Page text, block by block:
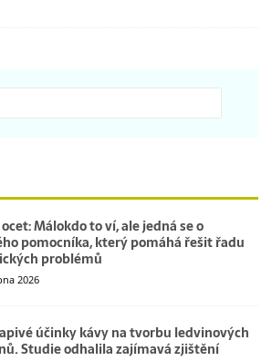
Málokdo to ví, ale jedná se o
pomocníka, který pomáhá řešit řadu
problémů
2026
účinky kávy na tvorbu ledvinových
Studie odhalila zajímavá zjištění